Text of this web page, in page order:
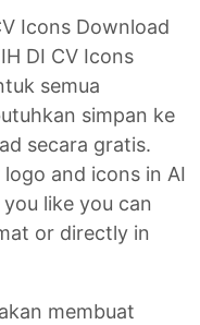
Icons Download
DI CV Icons
semua
simpan ke
secara gratis.
and icons in AI
you like you can
or directly in
membuat